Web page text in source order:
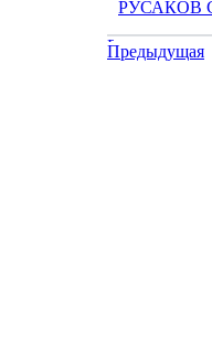
РУСАКОВ
Предыдущая